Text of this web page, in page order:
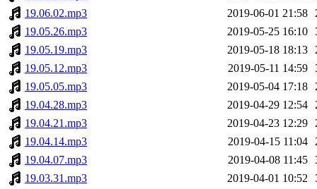
19.06.02.mp3
2019-06-01 21:58
19.05.26.mp3
2019-05-25 16:10
19.05.19.mp3
2019-05-18 18:13
19.05.12.mp3
2019-05-11 14:59
19.05.05.mp3
2019-05-04 17:18
19.04.28.mp3
2019-04-29 12:54
19.04.21.mp3
2019-04-23 12:29
19.04.14.mp3
2019-04-15 11:04
19.04.07.mp3
2019-04-08 11:45
19.03.31.mp3
2019-04-01 10:52